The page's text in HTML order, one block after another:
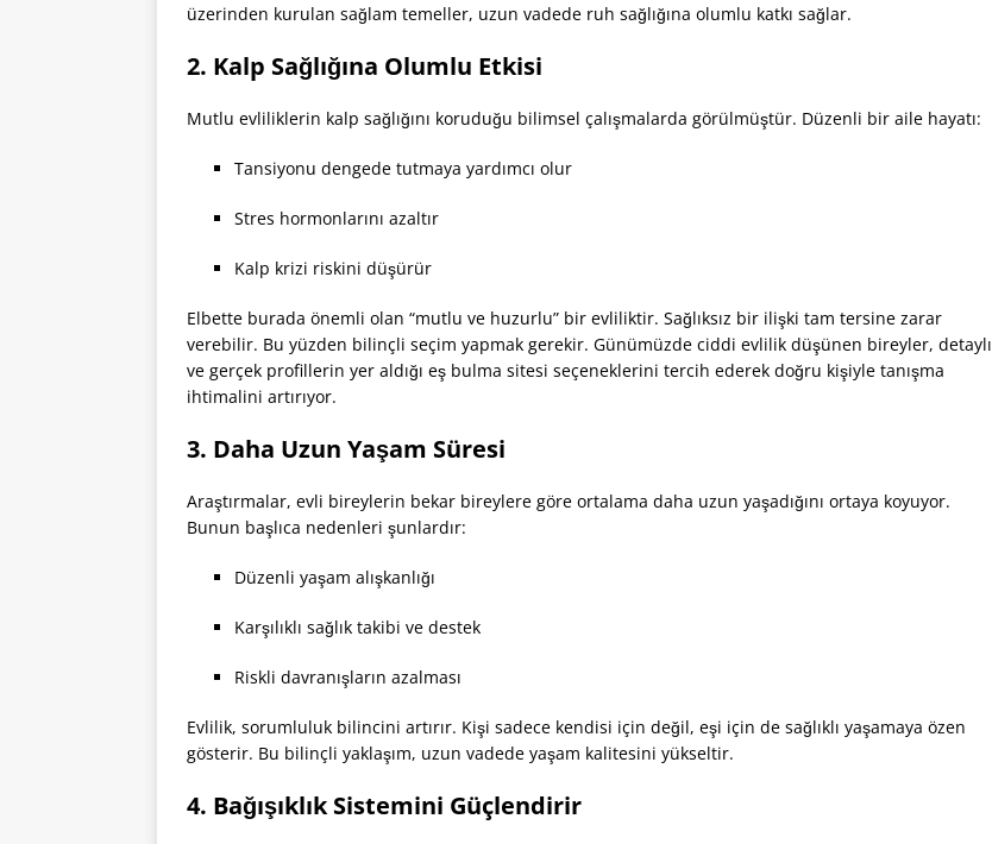
üzerinden kurulan sağlam temeller, uzun vadede ruh sağlığına olumlu katkı sağlar.
2. Kalp Sağlığına Olumlu Etkisi
Mutlu evliliklerin kalp sağlığını koruduğu bilimsel çalışmalarda görülmüştür. Düzenli bir aile hayatı:
Tansiyonu dengede tutmaya yardımcı olur
Stres hormonlarını azaltır
Kalp krizi riskini düşürür
Elbette burada önemli olan “mutlu ve huzurlu” bir evliliktir. Sağlıksız bir ilişki tam tersine zarar
verebilir. Bu yüzden bilinçli seçim yapmak gerekir. Günümüzde ciddi evlilik düşünen bireyler, detaylı
ve gerçek profillerin yer aldığı eş bulma sitesi seçeneklerini tercih ederek doğru kişiyle tanışma
ihtimalini artırıyor.
3. Daha Uzun Yaşam Süresi
Araştırmalar, evli bireylerin bekar bireylere göre ortalama daha uzun yaşadığını ortaya koyuyor.
Bunun başlıca nedenleri şunlardır:
Düzenli yaşam alışkanlığı
Karşılıklı sağlık takibi ve destek
Riskli davranışların azalması
Evlilik, sorumluluk bilincini artırır. Kişi sadece kendisi için değil, eşi için de sağlıklı yaşamaya özen
gösterir. Bu bilinçli yaklaşım, uzun vadede yaşam kalitesini yükseltir.
4. Bağışıklık Sistemini Güçlendirir